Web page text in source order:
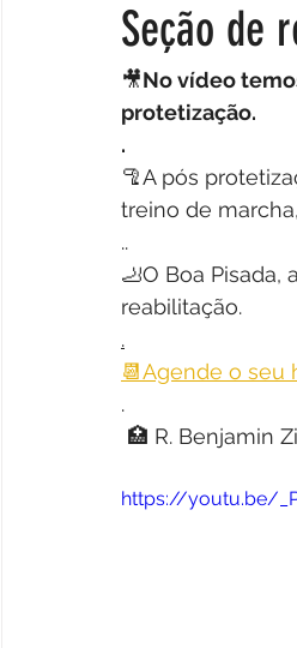
Seção de
🎥No vídeo
protetização.
.
🦿A pós
treino de
..
🦶O Boa
reabilitação.
.
📆Agende o seu
.
🏥 R. Benjamin
https://youtu.be/